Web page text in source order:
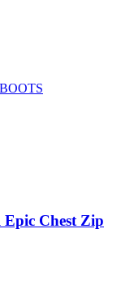
Epic Chest Zip